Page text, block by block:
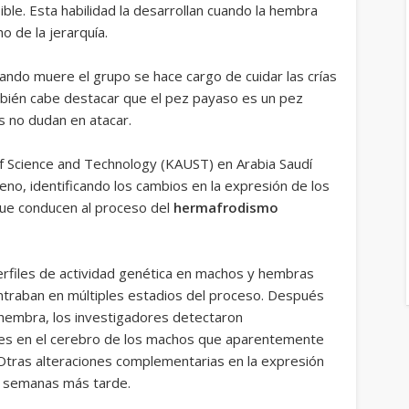
Esta habilidad la desarrollan cuando la hembra
de la jerarquía.
muere el grupo se hace cargo de cuidar las crías
cabe destacar que el pez payaso es un pez
dudan en atacar.
and Technology (KAUST) en Arabia Saudí
identificando los cambios en la expresión de los
conducen al proceso del hermafrodismo
de actividad genética en machos y hembras
en múltiples estadios del proceso. Después
los investigadores detectaron
en el cerebro de los machos que aparentemente
alteraciones complementarias en la expresión
más tarde.